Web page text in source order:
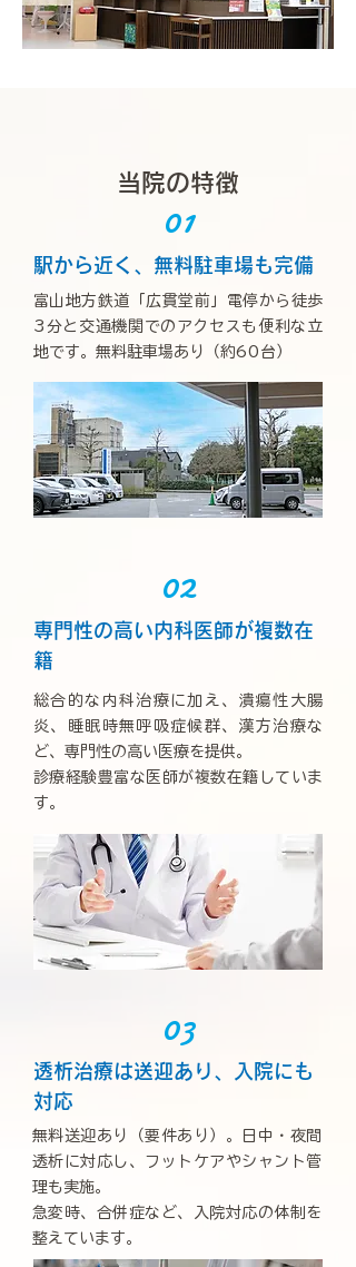
当院の特徴
駅から近く、無料駐車場も完備
富山地方鉄道「広貫堂前」電停から徒歩
3分と交通機関でのアクセスも便利な立
地です。無料駐車場あり（約60台）
01
専門性の高い内科医師が複数在
籍
総合的な内科治療に加え、潰瘍性大腸
炎、睡眠時無呼吸症候群、漢方治療な
ど、専門性の高い医療を提供。
診療経験豊富な医師が複数在籍していま
す。
02
透析治療は送迎あり、入院にも
対応
無料送迎あり（要件あり）。日中・夜間
透析に対応し、フットケアやシャント管
理も実施。
急変時、合併症など、入院対応の体制を
整えています。
03